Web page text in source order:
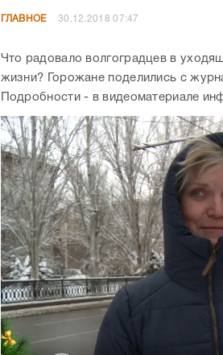
ГЛАВНОЕ 30.12.2018 07:47
Что радовало волгоградцев в
жизни? Горожане поделились с
Подробности - в видеоматериале